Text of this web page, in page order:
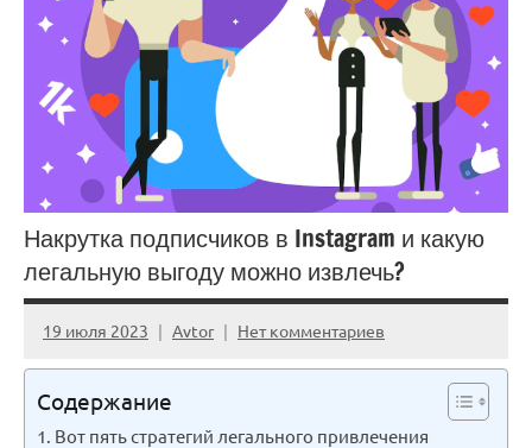
Накрутка подписчиков в Instagram и какую
легальную выгоду можно извлечь?
19 июля 2023 Avtor Нет комментариев
Содержание
Вот пять стратегий легального привлечения